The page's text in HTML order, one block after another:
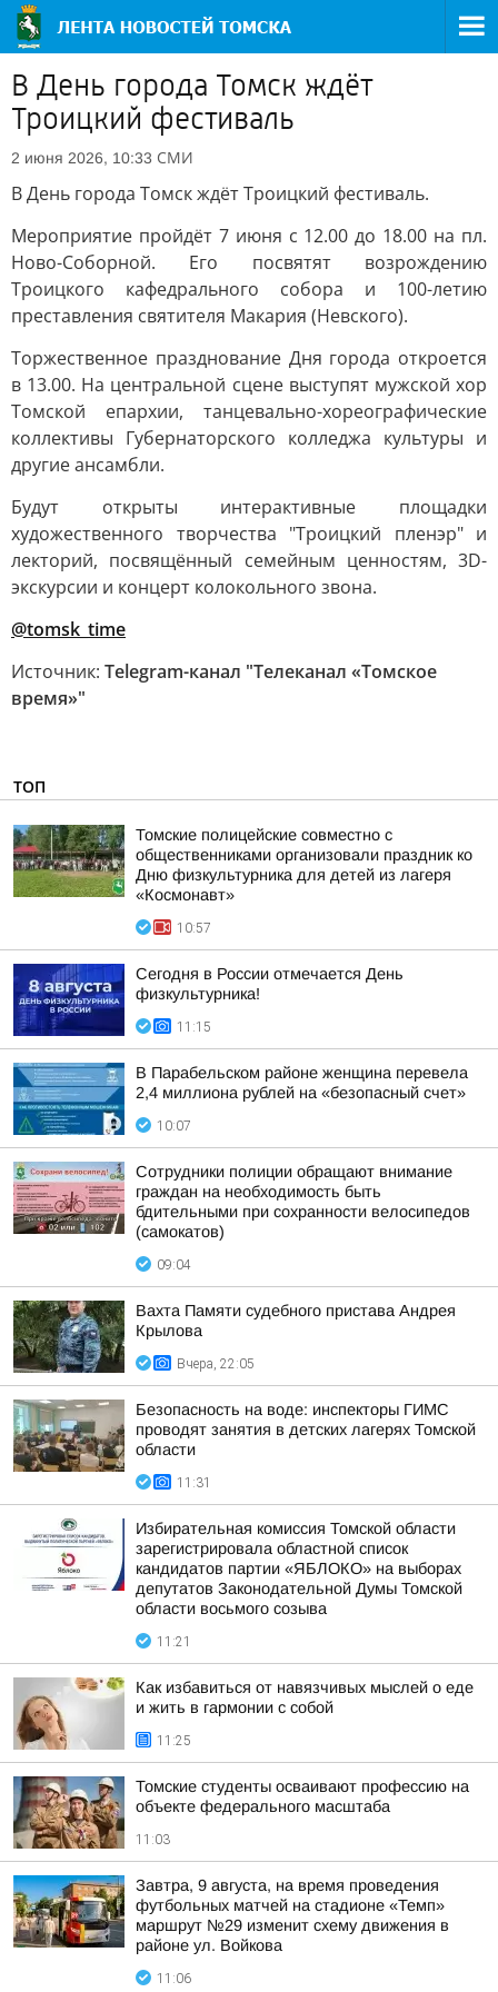
В День города Томск ждёт
Троицкий фестиваль
2 июня 2026, 10:33 СМИ
В День города Томск ждёт Троицкий фестиваль.
Мероприятие пройдёт 7 июня с 12.00 до 18.00 на пл.
Ново-Соборной. Его посвятят возрождению
Троицкого кафедрального собора и 100-летию
преставления святителя Макария (Невского).
Торжественное празднование Дня города откроется
в 13.00. На центральной сцене выступят мужской хор
Томской епархии, танцевально-хореографические
коллективы Губернаторского колледжа культуры и
другие ансамбли.
Будут открыты интерактивные площадки
художественного творчества "Троицкий пленэр" и
лекторий, посвящённый семейным ценностям, 3D-
экскурсии и концерт колокольного звона.
@tomsk_time
Источник: Telegram-канал "Телеканал «Томское
время»"
ТОП
Томские полицейские совместно с
общественниками организовали праздник ко
Дню физкультурника для детей из лагеря
«Космонавт»
10:57
Сегодня в России отмечается День
физкультурника!
11:15
В Парабельском районе женщина перевела
2,4 миллиона рублей на «безопасный счет»
10:07
Сотрудники полиции обращают внимание
граждан на необходимость быть
бдительными при сохранности велосипедов
(самокатов)
09:04
Вахта Памяти судебного пристава Андрея
Крылова
Вчера, 22:05
Безопасность на воде: инспекторы ГИМС
проводят занятия в детских лагерях Томской
области
11:31
Избирательная комиссия Томской области
зарегистрировала областной список
кандидатов партии «ЯБЛОКО» на выборах
депутатов Законодательной Думы Томской
области восьмого созыва
11:21
Как избавиться от навязчивых мыслей о еде
и жить в гармонии с собой
11:25
Томские студенты осваивают профессию на
объекте федерального масштаба
11:03
Завтра, 9 августа, на время проведения
футбольных матчей на стадионе «Темп»
маршрут №29 изменит схему движения в
районе ул. Войкова
11:06